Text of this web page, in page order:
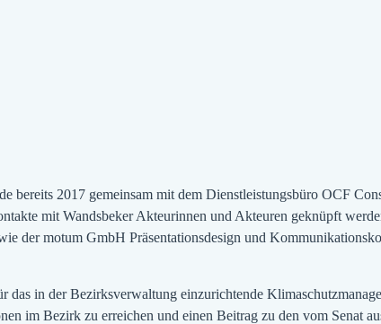
bereits 2017 gemeinsam mit dem Dienstleistungsbüro OCF
mit Wandsbeker Akteurinnen und Akteuren geknüpft
der motum GmbH Präsentationsdesign und
in der Bezirksverwaltung einzurichtende
im Bezirk zu erreichen und einen Beitrag zu den vom Senat